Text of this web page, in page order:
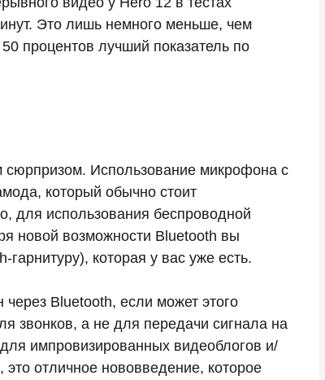
Это лишь немного меньше, чем
процентов лучший показатель по
сюрпризом. Использование микрофона с
который обычно стоит
для использования беспроводной
новой возможности Bluetooth вы
которая у вас уже есть.
Bluetooth, если может этого
звонков, а не для передачи сигнала на
импровизированных видеоблогов и/
отличное нововведение, которое